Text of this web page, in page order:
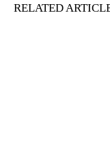
RELATED